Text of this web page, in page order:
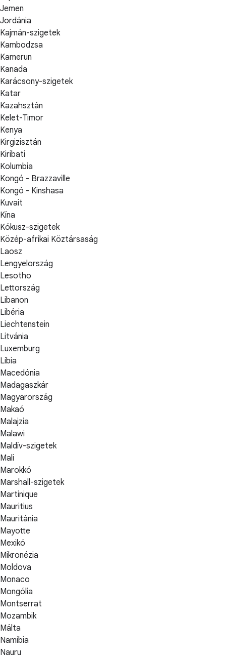
Jemen
Jordánia
Kajmán-szigetek
Kambodzsa
Kamerun
Kanada
Karácsony-szigetek
Katar
Kazahsztán
Kelet-Timor
Kenya
Kirgizisztán
Kiribati
Kolumbia
Kongó - Brazzaville
Kongó - Kinshasa
Kuvait
Kína
Kókusz-szigetek
Közép-afrikai Köztársaság
Laosz
Lengyelország
Lesotho
Lettország
Libanon
Libéria
Liechtenstein
Litvánia
Luxemburg
Líbia
Macedónia
Madagaszkár
Magyarország
Makaó
Malajzia
Malawi
Maldív-szigetek
Mali
Marokkó
Marshall-szigetek
Martinique
Mauritius
Mauritánia
Mayotte
Mexikó
Mikronézia
Moldova
Monaco
Mongólia
Montserrat
Mozambik
Málta
Namíbia
Nauru